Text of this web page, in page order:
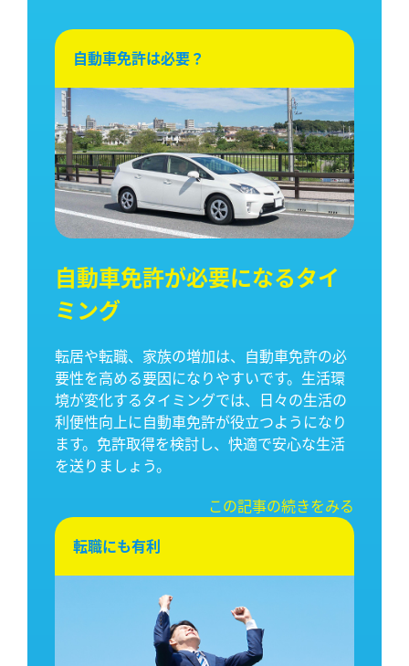
自動車免許は必要？
自動車免許が必要になるタイ
ミング
転居や転職、家族の増加は、自動車免許の必
要性を高める要因になりやすいです。生活環
境が変化するタイミングでは、日々の生活の
利便性向上に自動車免許が役立つようになり
ます。免許取得を検討し、快適で安心な生活
を送りましょう。
この記事の続きをみる
転職にも有利